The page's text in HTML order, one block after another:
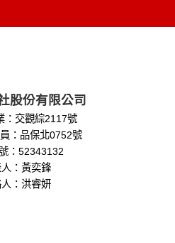
據及說明文字，但不涉及特定個
用於蒐集目的以外之其他用途。
本網站相關產品、服務、活動或
人識別資料，本網站也可以從商
會取得您的姓名、電話、住址、
日期、性別、行業等相關資料，
們的服務後，我們即取得您的資
姓名、電話、住址、身份證字
別、行業等相關資料，當您註冊
後，本網站即取得您的資料。
網瀏覽或查詢時，伺服器自行產
紀錄等。本網站會對個別連線者
者瀏覽器在本網站內部所瀏覽的
股份有限公司
：交觀綜2117號
：品保北0752號
：52343132
：黃奕鋒
：洪睿妍